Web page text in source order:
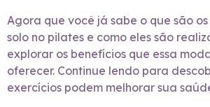
Agora que você já sabe o que são
solo no pilates e como eles são
explorar os benefícios que essa
oferecer. Continue lendo para
exercícios podem melhorar sua